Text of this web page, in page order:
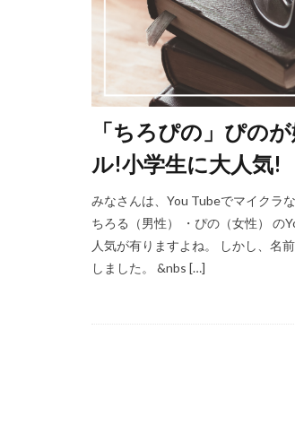
「ちろぴの」ぴの
ル!小学生に大人気!
みなさんは、You Tubeでマイクラ
ちろる（男性） ・ぴの（女性）
人気が有りますよね。 しかし、名
しました。 &nbs […]